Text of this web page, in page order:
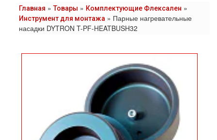
Главная »Товары » Комплектующие Флексален »
Инструмент для монтажа » Парные нагревательные
насадки DYTRON T-PF-HEATBUSH32